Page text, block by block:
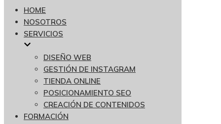
HOME
NOSOTROS
SERVICIOS
DISEÑO WEB
GESTIÓN DE INSTAGRAM
TIENDA ONLINE
POSICIONAMIENTO SEO
CREACIÓN DE CONTENIDOS
FORMACIÓN